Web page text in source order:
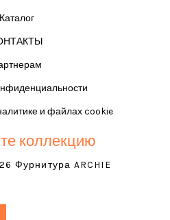
Каталог
и файлах cookie
коллекцию
Фурнитура ARCHIE